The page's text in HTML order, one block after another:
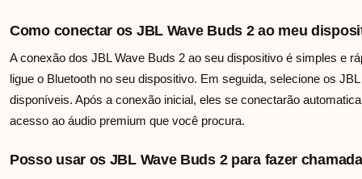
Como conectar os JBL Wave Buds 2 ao meu
A conexão dos JBL Wave Buds 2 ao seu dispositivo é simples e
ligue o Bluetooth no seu dispositivo. Em seguida, selecione os
disponíveis. Após a conexão inicial, eles se conectarão
acesso ao áudio premium que você procura.
Posso usar os JBL Wave Buds 2 para fazer